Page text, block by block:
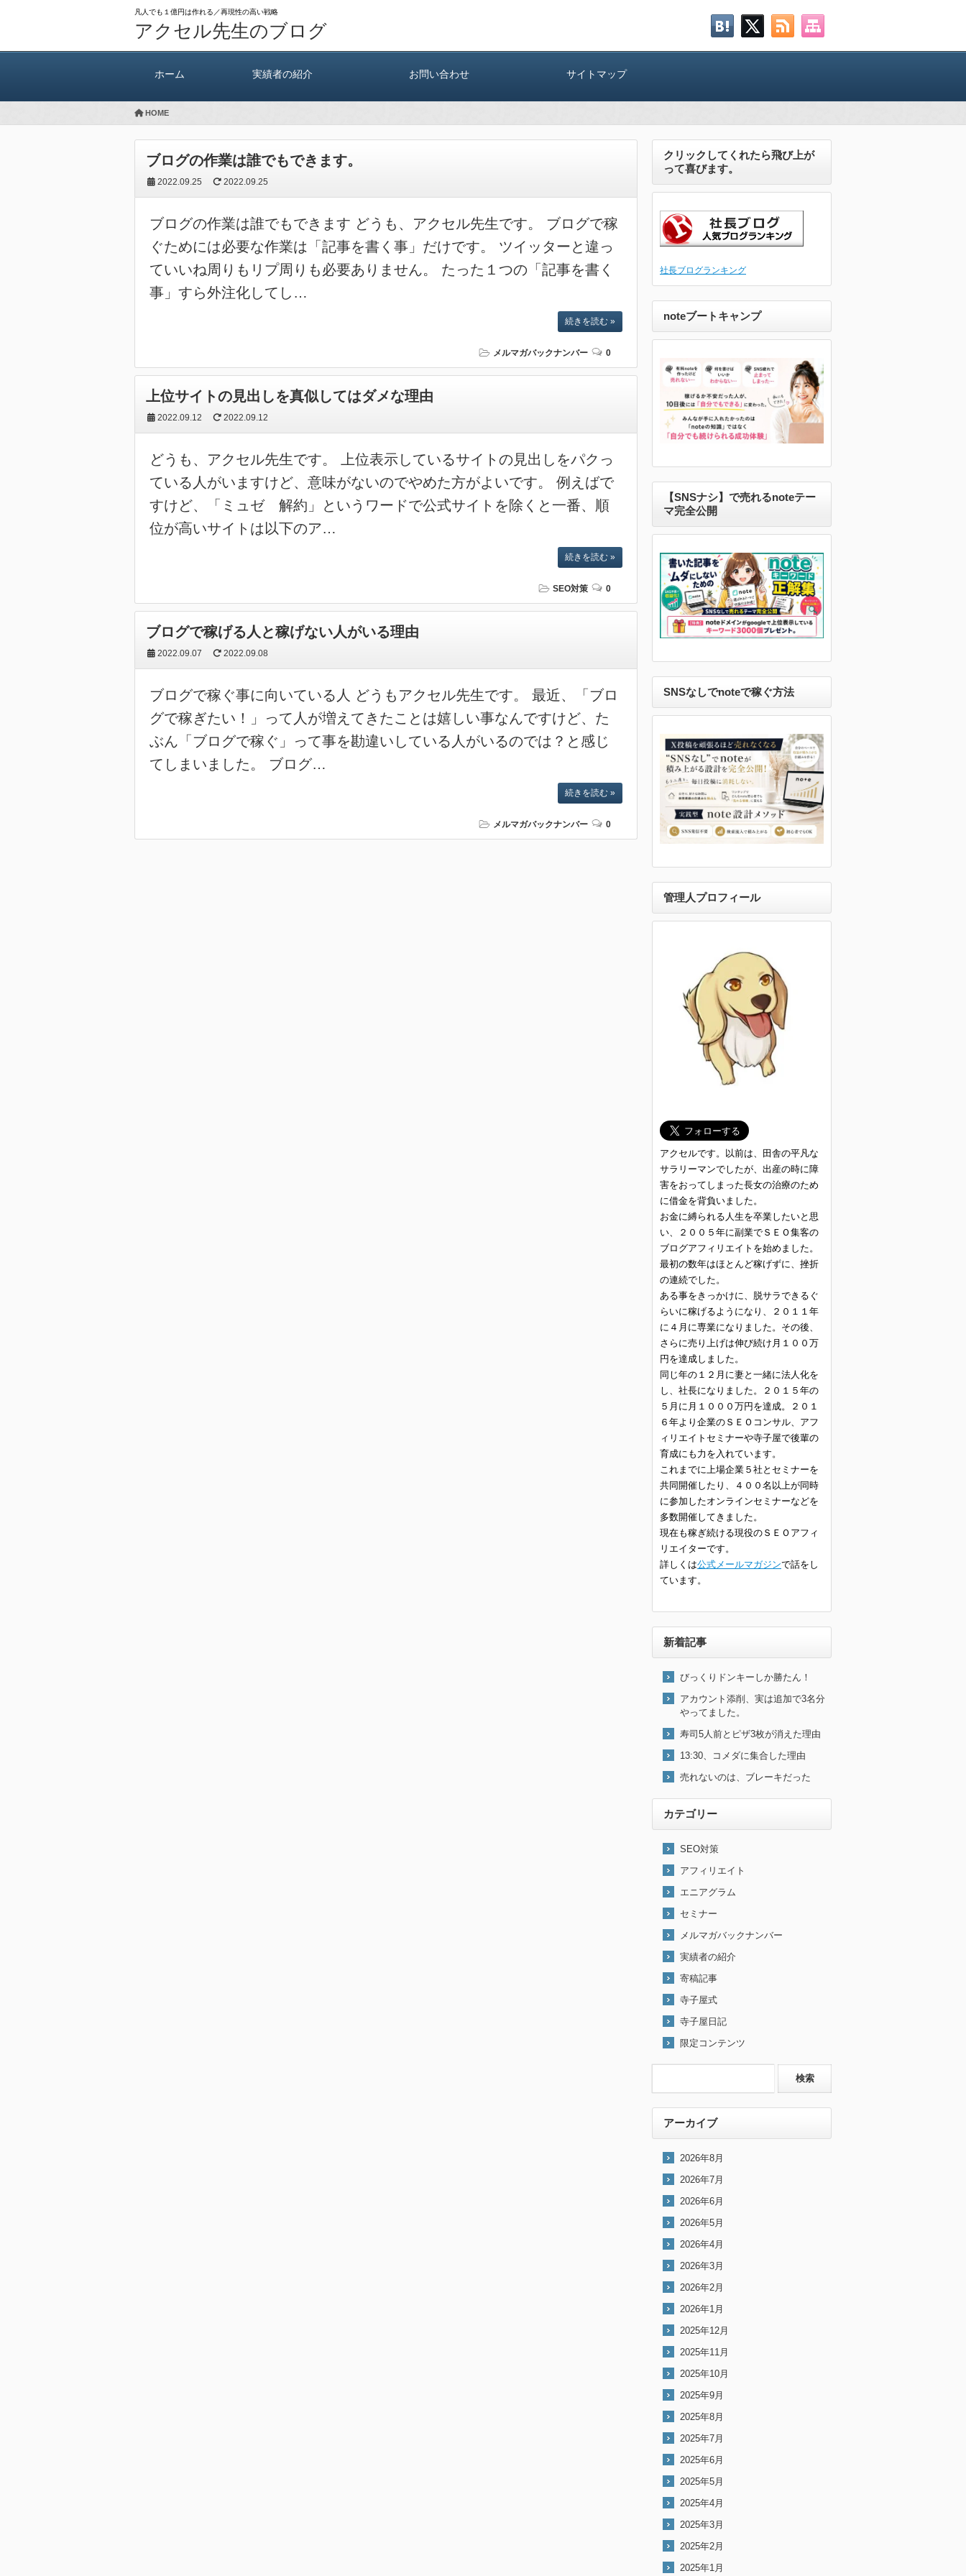
凡人でも１億円は作れる／再現性の高い戦略
アクセル先生のブログ
ホーム 実績者の紹介 お問い合わせ サイトマップ
HOME
ブログの作業は誰でもできます。
2022.09.25 2022.09.25
ブログの作業は誰でもできます どうも、アクセル先生です。 ブログで稼
ぐためには必要な作業は「記事を書く事」だけです。 ツイッターと違っ
ていいね周りもリプ周りも必要ありません。 たった１つの「記事を書く
事」すら外注化してし…
続きを読む »
メルマガバックナンバー 0
上位サイトの見出しを真似してはダメな理由
2022.09.12 2022.09.12
どうも、アクセル先生です。 上位表示しているサイトの見出しをパクっ
ている人がいますけど、意味がないのでやめた方がよいです。 例えばで
すけど、「ミュゼ 解約」というワードで公式サイトを除くと一番、順
位が高いサイトは以下のア…
続きを読む »
SEO対策 0
ブログで稼げる人と稼げない人がいる理由
2022.09.07 2022.09.08
ブログで稼ぐ事に向いている人 どうもアクセル先生です。 最近、「ブロ
グで稼ぎたい！」って人が増えてきたことは嬉しい事なんですけど、た
ぶん「ブログで稼ぐ」って事を勘違いしている人がいるのでは？と感じ
てしまいました。 ブログ…
続きを読む »
メルマガバックナンバー 0
クリックしてくれたら飛び上が
って喜びます。
社長ブログランキング
noteブートキャンプ
【SNSナシ】で売れるnoteテー
マ完全公開
SNSなしでnoteで稼ぐ方法
管理人プロフィール
アクセルです。以前は、田舎の平凡な
サラリーマンでしたが、出産の時に障
害をおってしまった長女の治療のため
に借金を背負いました。
お金に縛られる人生を卒業したいと思
い、２００５年に副業でＳＥＯ集客の
ブログアフィリエイトを始めました。
最初の数年はほとんど稼げずに、挫折
の連続でした。
ある事をきっかけに、脱サラできるぐ
らいに稼げるようになり、２０１１年
に４月に専業になりました。その後、
さらに売り上げは伸び続け月１００万
円を達成しました。
同じ年の１２月に妻と一緒に法人化を
し、社長になりました。２０１５年の
５月に月１０００万円を達成。２０１
６年より企業のＳＥＯコンサル、アフ
ィリエイトセミナーや寺子屋で後輩の
育成にも力を入れています。
これまでに上場企業５社とセミナーを
共同開催したり、４００名以上が同時
に参加したオンラインセミナーなどを
多数開催してきました。
現在も稼ぎ続ける現役のＳＥＯアフィ
リエイターです。
詳しくは公式メールマガジンで話をし
ています。
新着記事
びっくりドンキーしか勝たん！
アカウント添削、実は追加で3名分
やってました。
寿司5人前とピザ3枚が消えた理由
13:30、コメダに集合した理由
売れないのは、ブレーキだった
カテゴリー
SEO対策
アフィリエイト
エニアグラム
セミナー
メルマガバックナンバー
実績者の紹介
寄稿記事
寺子屋式
寺子屋日記
限定コンテンツ
アーカイブ
2026年8月
2026年7月
2026年6月
2026年5月
2026年4月
2026年3月
2026年2月
2026年1月
2025年12月
2025年11月
2025年10月
2025年9月
2025年8月
2025年7月
2025年6月
2025年5月
2025年4月
2025年3月
2025年2月
2025年1月